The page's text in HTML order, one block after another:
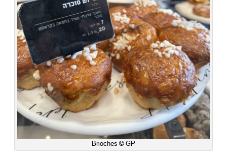
Brioches © GP